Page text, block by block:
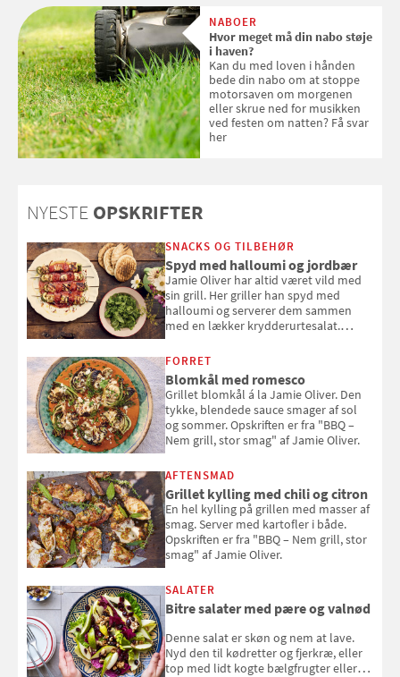
med SPF kan erstatte
solcreme, når man bevæger
sig ud i solen
NABOER
Hvor meget må din nabo støje
i haven?
Kan du med loven i hånden
bede din nabo om at stoppe
motorsaven om morgenen
eller skrue ned for musikken
ved festen om natten? Få svar
her
NYESTE OPSKRIFTER
SNACKS OG TILBEHØR
Spyd med halloumi og jordbær
Jamie Oliver har altid været vild med
sin grill. Her griller han spyd med
halloumi og serverer dem sammen
med en lækker krydderurtesalat.
smag" af Jamie Oliver.
FORRET
Blomkål med romesco
Grillet blomkål á la Jamie Oliver. Den
tykke, blendede sauce smager af sol
og sommer. Opskriften er fra "BBQ –
Nem grill, stor smag" af Jamie Oliver.
AFTENSMAD
Grillet kylling med chili og citron
En hel kylling på grillen med masser af
smag. Server med kartofler i både.
Opskriften er fra "BBQ – Nem grill, stor
smag" af Jamie Oliver.
SALATER
Bitre salater med pære og valnød
Denne salat er skøn og nem at lave.
Nyd den til kødretter og fjerkræ, eller
top med lidt kogte bælgfrugter eller